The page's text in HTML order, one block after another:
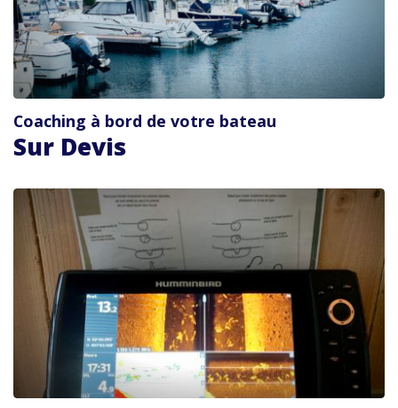
Coaching à bord de votre bateau
Sur Devis